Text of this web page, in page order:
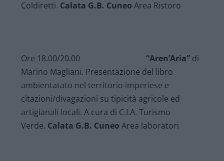
Coldiretti. Calata G.B. Cuneo Area Ristoro
Ore 18.00/20.00“Aren’Aria” di
Marino Magliani. Presentazione del libro
ambientatato nel territorio imperiese e
citazioni/divagazioni su tipicità agricole ed
artigianali locali. A cura di C.I.A. Turismo
Verde. Calata G.B. Cuneo Area laboratori